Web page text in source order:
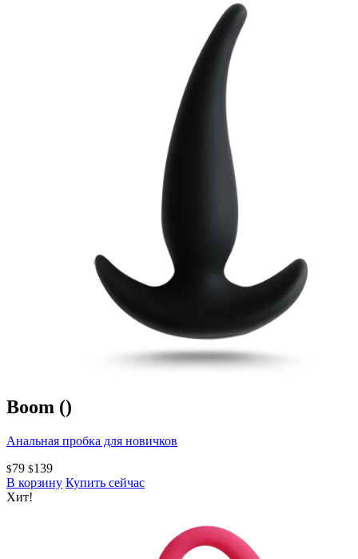
Boom ()
Анальная пробка для новичков
$79 $139
В корзину Купить сейчас
Хит!